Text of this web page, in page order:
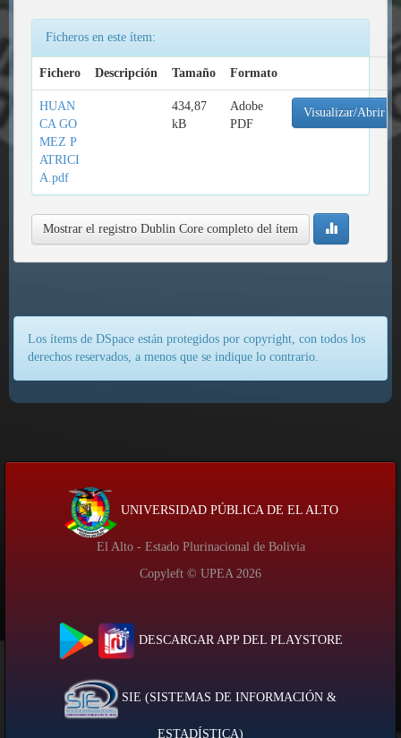
Ficheros en este ítem:
Fichero Descripción Tamaño Formato
HUAN
CA GO
MEZ P
ATRICI
A.pdf
434,87
kB
Adobe
PDF
Visualizar/Abrir
Mostrar el registro Dublin Core completo del ítem
Los ítems de DSpace están protegidos por copyright, con todos los
derechos reservados, a menos que se indique lo contrario.
UNIVERSIDAD PÚBLICA DE EL ALTO
El Alto - Estado Plurinacional de Bolivia
Copyleft © UPEA 2026
DESCARGAR APP DEL PLAYSTORE
SIE (SISTEMAS DE INFORMACIÓN &
ESTADÍSTICA)